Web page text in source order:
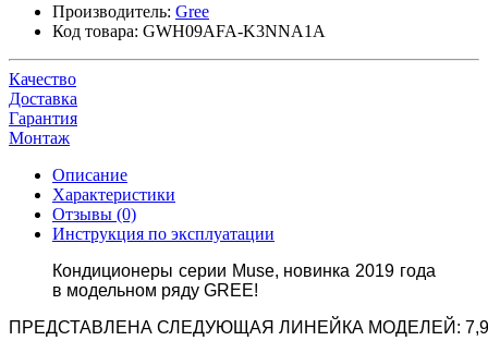
Производитель: Gree
Код товара: GWH09AFA-K3NNA1A
Качество
Доставка
Гарантия
Монтаж
Описание
Характеристики
Отзывы (0)
Инструкция по эксплуатации
Кондиционеры серии Muse, новинка 2019 года
в модельном ряду GREE!
ПРЕДСТАВЛЕНА СЛЕДУЮЩАЯ ЛИНЕЙКА МОДЕЛЕЙ: